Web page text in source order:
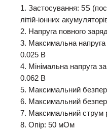
1. Застосування: 5S
літій-іонних
2. Напруга повного
3. Максимальна напруга
0.025 В
4. Мінімальна напруга
0.062 В
5. Максимальний
6. Максимальний
7. Максимальний струм
8. Опір: 50 мОм